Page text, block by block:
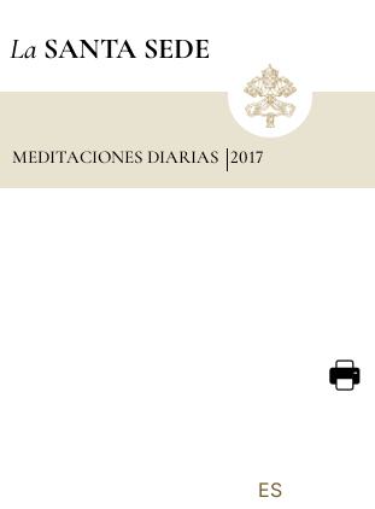
La SANTA SEDE
MEDITACIONES DIARIAS 2017
ES